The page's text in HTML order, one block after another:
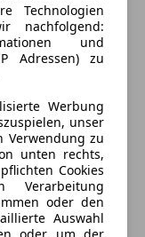
Technologien
nachfolgend:
und
Adressen) zu
Werbung
unser
Verwendung zu
unten rechts,
Cookies
oder den
Auswahl